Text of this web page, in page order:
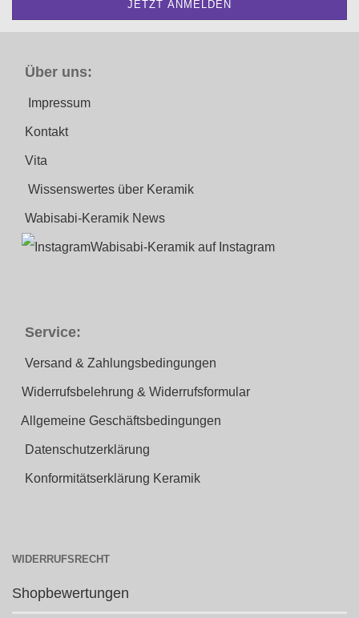
Über uns:
Impressum
Kontakt
Vita
Wissenswertes über Keramik
Wabisabi-Keramik News
Wabisabi-Keramik auf Instagram
Service:
Versand & Zahlungsbedingungen
Widerrufsbelehrung & Widerrufsformular
Allgemeine Geschäftsbedingungen
Datenschutzerklärung
Konformitätserklärung Keramik
WIDERRUFSRECHT
Shopbewertungen